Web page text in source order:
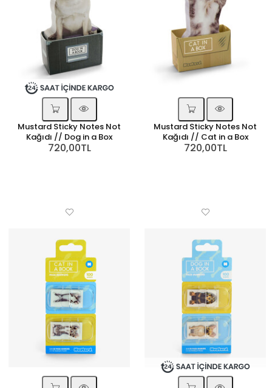
Mustard Sticky Notes Not
Kağıdı // Dog in a Box
720,00TL
Mustard Sticky Notes Not
Kağıdı // Cat in a Box
720,00TL